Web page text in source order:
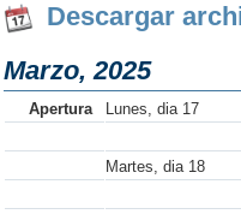
Descargar
Marzo, 2025
Apertura Lunes, dia 17
Martes, dia 18